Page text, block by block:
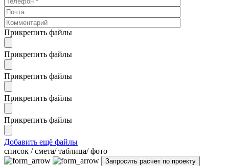
Прикрепить файлы
Прикрепить файлы
Прикрепить файлы
Прикрепить файлы
Прикрепить файлы
Добавить ещё файлы
cписок / смета/ таблица/ фото